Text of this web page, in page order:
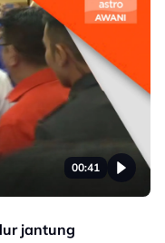
00:41
jantung